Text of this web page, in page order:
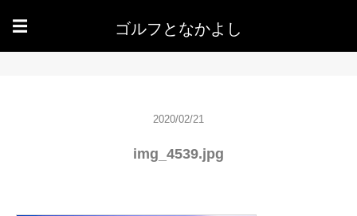
☰ ゴルフとなかよし
2020/02/21
img_4539.jpg